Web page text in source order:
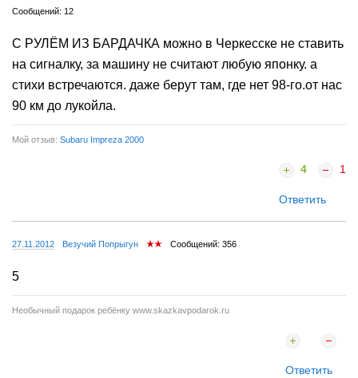
Сообщений: 12
С РУЛЁМ ИЗ БАРДАЧКА можно в Черкесске не ставить
на сигналку, за машину не считают любую японку. а
стихи встречаются. даже берут там, где нет 98-го.от нас
90 км до лукойла.
Мой отзыв: Subaru Impreza 2000
4 1
Ответить
27.11.2012 Везучий Попрыгун Сообщений: 356
5
Необычный подарок ребёнку www.skazkavpodarok.ru
Ответить